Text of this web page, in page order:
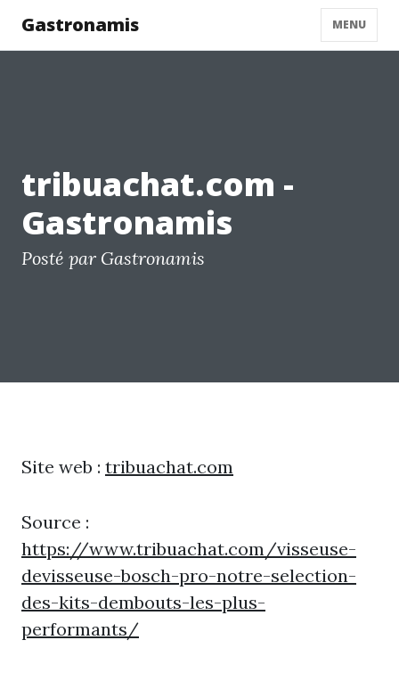
Gastronamis MENU
tribuachat.com -
Gastronamis
Posté par Gastronamis
Site web : tribuachat.com
Source :
https://www.tribuachat.com/visseuse-
devisseuse-bosch-pro-notre-selection-
des-kits-dembouts-les-plus-
performants/